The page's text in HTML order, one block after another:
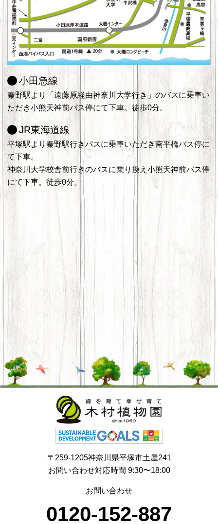
小田急線
秦野駅より「遠藤原経由神奈川大学行き」のバスに乗車い
ただき小熊天神前バス停にて下車。徒歩0分。
JR東海道線
平塚駅より秦野駅行きバスに乗車いただき南平橋バス停に
て下車。
神奈川大学校舎前行きのバスに乗り換え小熊天神前バス停
にて下車。徒歩0分。
〒259-1205神奈川県平塚市土屋241
お問い合わせ対応時間 9:30〜18:00
お問い合わせ
0120-152-887